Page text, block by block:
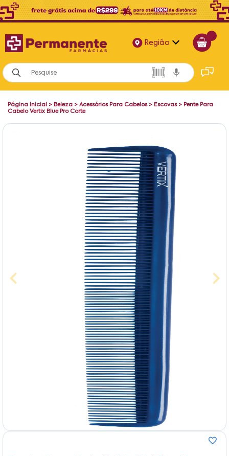
Região
Alagoas
Bahia
Página Inicial > Beleza > Acessórios Para Cabelos> Escovas> Pente Para
Cabelo Vertix Blue Pro Corte